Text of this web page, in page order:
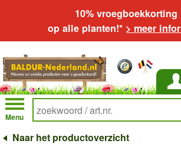
10% vroegboekkorting
op alle planten!* > meer
Menu
Naar het productoverzicht